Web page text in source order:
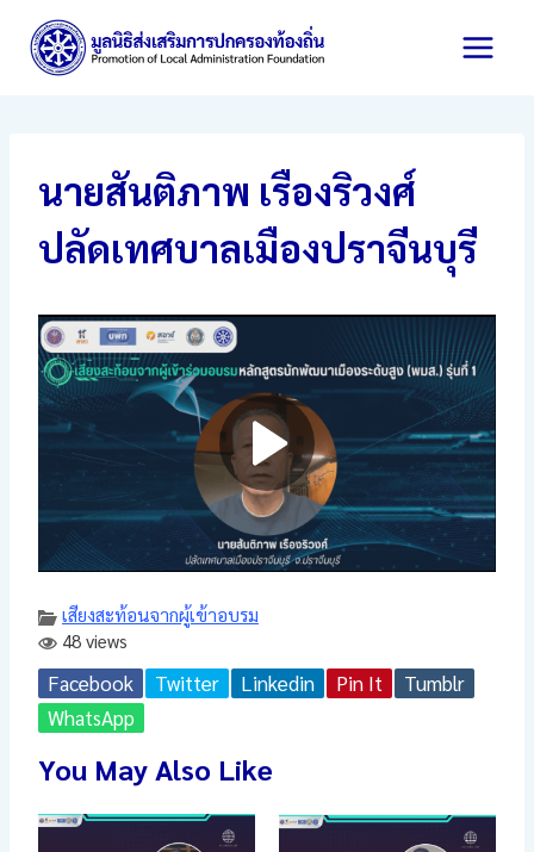
content
นายสันติภาพ เรืองริวงศ์
ปลัดเทศบาลเมืองปราจีนบุรี
เสียงสะท้อนจากผู้เข้าอบรม
48 views
Facebook Twitter Linkedin Pin It
Tumblr
WhatsApp
You May Also Like